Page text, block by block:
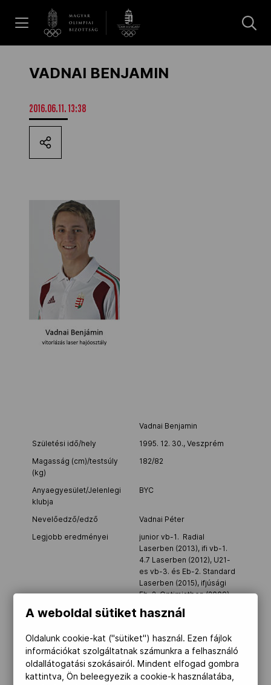
Hírek
Galéria
Dakar 2026
Los Angeles 2028
Kettőskarrier-program
NOB
Adatbank
VADNAI BENJAMIN
2016.06.11. 13:38
Vadnai Benjamin
Születési idő/hely
1995. 12. 30., Veszprém
Magasság (cm)/testsúly
(kg)
182/82
Anyaegyesület/Jelenlegi
klubja
BYC
Nevelőedző/edző
Vadnai Péter
Legjobb eredményei
junior vb-1. Radial
Laserben (2013), ifi vb-1.
4.7 Laserben (2012), U21-
es vb-3. és Eb-2. Standard
Laserben (2015), ifjúsági
Eb-2. Optimistben (2009)
Cél
Rióban tisztes helytállás,
Hobbi
a spanyol nyelv, a Balaton
Versenyszám
Laser Standard
A weboldal sütiket használ
Oldalunk cookie-kat ("sütiket") használ. Ezen fájlok
információkat szolgáltatnak számunkra a felhasználó
oldallátogatási szokásairól. Mindent elfogad gombra
kattintva, Ön beleegyezik a cookie-k használatába,